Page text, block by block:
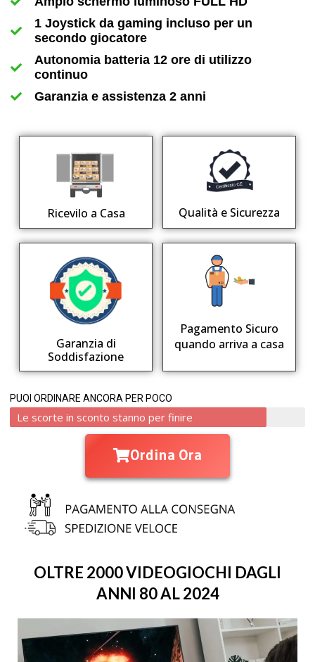
1 Joystick da gaming incluso per un
secondo giocatore
Autonomia batteria 12 ore di utilizzo
continuo
Garanzia e assistenza 2 anni
Ricevilo a Casa Qualità e Sicurezza
Garanzia di
Soddisfazione
Pagamento Sicuro
quando arriva a casa
PUOI ORDINARE ANCORA PER POCO
Le scorte in sconto stanno per finire
Ordina Ora
OLTRE 2000 VIDEOGIOCHI DAGLI
ANNI 80 AL 2024